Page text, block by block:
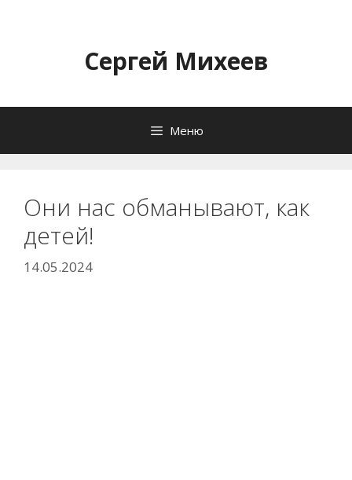
содержимомуСергей Михеев
Меню
Они нас обманывают, как
детей!
14.05.2024